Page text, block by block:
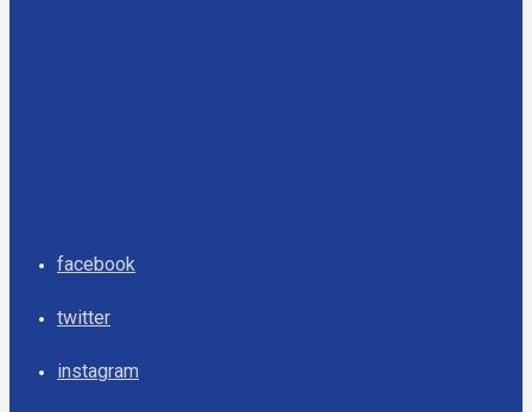
facebook
twitter
instagram